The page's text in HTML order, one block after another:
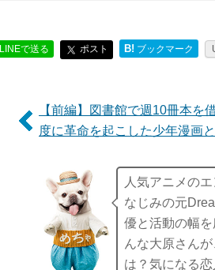
LINEで送る ポスト B! ブックマーク
【前編】図書館で週10冊本を
度に革命を起こした少年漫画
人気アニメの
なじみの元
優と活動の幅
んな大原さん
は？気になる